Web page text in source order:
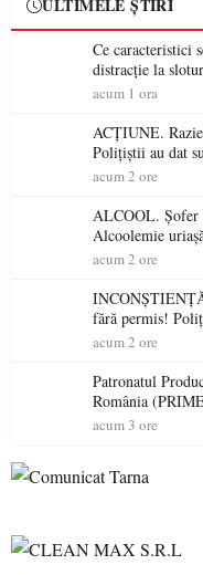
ULTIMELE ȘTIRI
Ce caracteristici
distracție la
acum 1 ora
ACȚIUNE.
Polițiștii au dat
permis într-o
acum 2 ore
ALCOOL. Șofer
Alcoolemie
acum 2 ore
fără permis!
acum 2 ore
Patronatul
România
electrică a
acum 3 ore